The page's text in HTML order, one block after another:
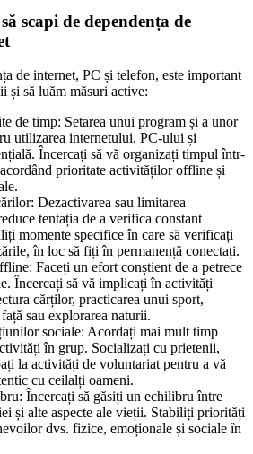
scapi de dependența de
de internet, PC și telefon, este important
și să luăm măsuri active:
de timp: Setarea unui program și a unor
utilizarea internetului, PC-ului și
Încercați să vă organizați timpul într-
prioritate activităților offline și
Dezactivarea sau limitarea
tentația de a verifica constant
momente specifice în care să verificați
în loc să fiți în permanență conectați.
Faceți un efort conștient de a petrece
Încercați să vă implicați în activități
cărților, practicarea unui sport,
sau explorarea naturii.
sociale: Acordați mai mult timp
în grup. Socializați cu prietenii,
la activități de voluntariat pentru a vă
cu ceilalți oameni.
Încercați să găsiți un echilibru între
și alte aspecte ale vieții. Stabiliți priorități
dvs. fizice, emoționale și sociale în